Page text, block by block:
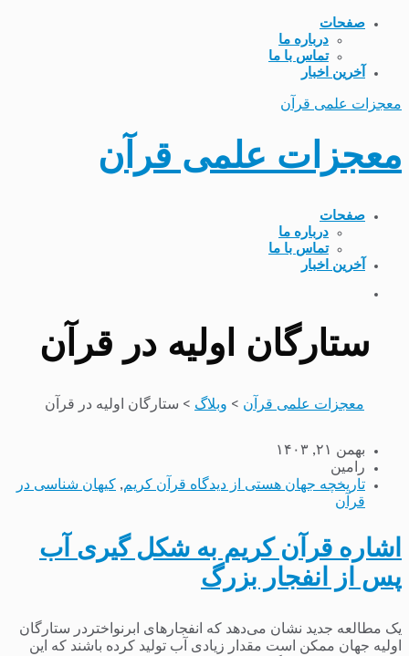
صفحات
درباره ما
تماس با ما
آخرین اخبار
معجزات علمی قرآن
معجزات علمی قرآن
صفحات
درباره ما
تماس با ما
آخرین اخبار
ستارگان اولیه در قرآن
معجزات علمی قرآن > وبلاگ > ستارگان اولیه در قرآن
بهمن ۲۱, ۱۴۰۳
رامین
تاریخچه جهان هستی از دیدگاه قرآن کریم, کیهان شناسی در
قرآن
اشاره قرآن کریم به شکل گیری آب
پس از انفجار بزرگ
یک مطالعه جدید نشان می‌دهد که انفجارهای ابرنواختردر ستارگان
اولیه جهان ممکن است مقدار زیادی آب تولید کرده باشند که این